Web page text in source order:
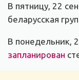
В пятницу, 22
беларусская
В понедельник,
запланирован